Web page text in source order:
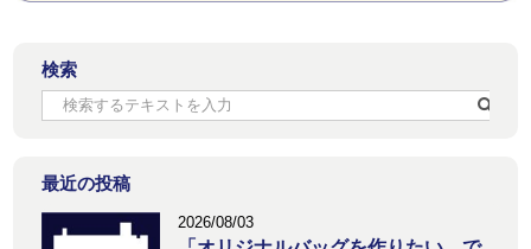
検索
最近の投稿
2026/08/03